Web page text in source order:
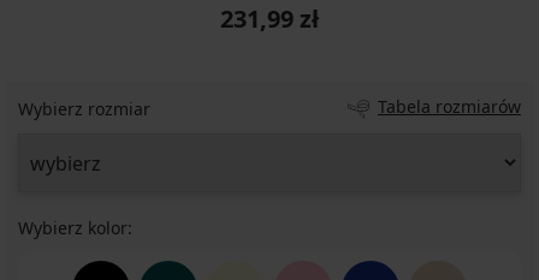
231,99 zł
Wybierz rozmiar Tabela rozmiarów
Wybierz kolor: